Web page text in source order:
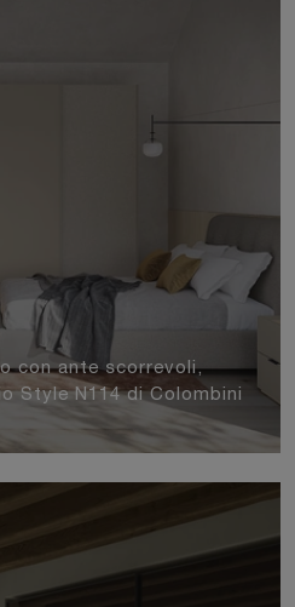
con ante scorrevoli,
Style N114 di Colombini